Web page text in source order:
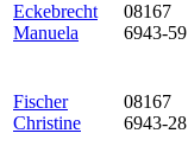
Eckebrecht
Manuela
08167
6943-59
Fischer
Christine
08167
6943-28